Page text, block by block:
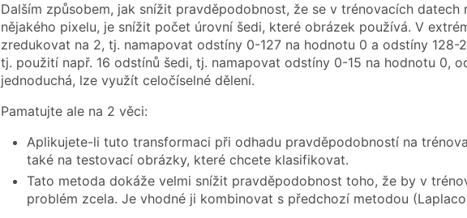
Dalším způsobem, jak snížit pravděpodobnost, že se v trénovacích
nějakého pixelu, je snížit počet úrovní šedi, které obrázek používá. V
zredukovat na 2, tj. namapovat odstíny 0-127 na hodnotu 0 a odstíny 128-
tj. použití např. 16 odstínů šedi, tj. namapovat odstíny 0-15 na hodnotu 0,
jednoduchá, lze využít celočíselné dělení.
Pamatujte ale na 2 věci:
Aplikujete-li tuto transformaci při odhadu pravděpodobností na
také na testovací obrázky, které chcete klasifikovat.
Tato metoda dokáže velmi snížit pravděpodobnost toho, že by v
problém zcela. Je vhodné ji kombinovat s předchozí metodou